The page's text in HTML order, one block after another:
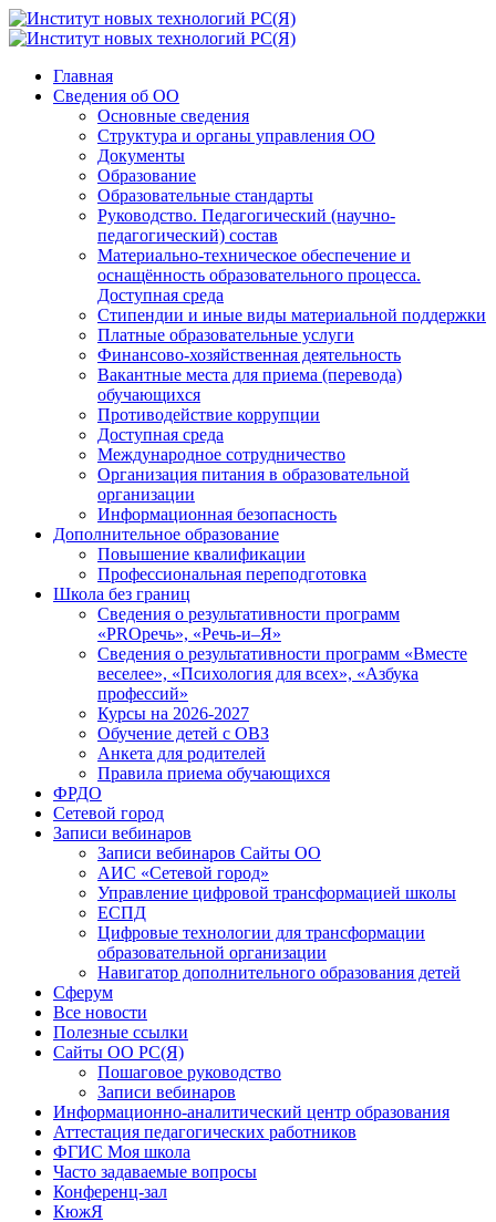
Главная
Сведения об ОО
Основные сведения
Структура и органы управления ОО
Документы
Образование
Образовательные стандарты
Руководство. Педагогический (научно-
педагогический) состав
Материально-техническое обеспечение и
оснащённость образовательного процесса.
Доступная среда
Стипендии и иные виды материальной поддержки
Платные образовательные услуги
Финансово-хозяйственная деятельность
Вакантные места для приема (перевода)
обучающихся
Противодействие коррупции
Доступная среда
Международное сотрудничество
Организация питания в образовательной
организации
Информационная безопасность
Дополнительное образование
Повышение квалификации
Профессиональная переподготовка
Школа без границ
Сведения о результативности программ
«PROречь», «Речь-и–Я»
Сведения о результативности программ «Вместе
веселее», «Психология для всех», «Азбука
профессий»
Курсы на 2026-2027
Обучение детей с ОВЗ
Анкета для родителей
Правила приема обучающихся
ФРДО
Сетевой город
Записи вебинаров
Записи вебинаров Сайты ОО
АИС «Сетевой город»
Управление цифровой трансформацией школы
ЕСПД
Цифровые технологии для трансформации
образовательной организации
Навигатор дополнительного образования детей
Сферум
Все новости
Полезные ссылки
Сайты ОО РС(Я)
Пошаговое руководство
Записи вебинаров
Информационно-аналитический центр образования
Аттестация педагогических работников
ФГИС Моя школа
Часто задаваемые вопросы
Конференц-зал
КюжЯ